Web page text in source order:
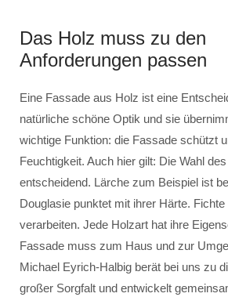
Das Holz muss zu den
Anforderungen passen
Eine Fassade aus Holz ist eine
natürliche schöne Optik und sie
wichtige Funktion: die Fassade schützt
Feuchtigkeit. Auch hier gilt: Die Wahl
entscheidend. Lärche zum Beispiel ist
Douglasie punktet mit ihrer Härte.
verarbeiten. Jede Holzart hat ihre
Fassade muss zum Haus und zur
Michael Eyrich-Halbig berät bei uns zu
großer Sorgfalt und entwickelt